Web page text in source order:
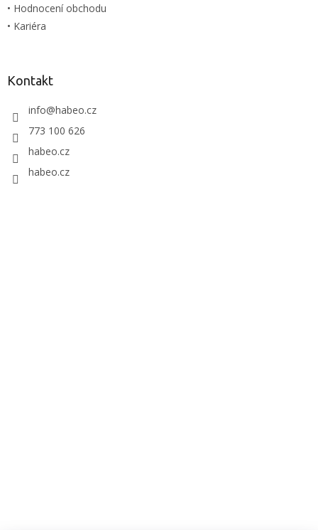
• Hodnocení obchodu
• Kariéra
Kontakt
info@habeo.cz
773 100 626
habeo.cz
habeo.cz